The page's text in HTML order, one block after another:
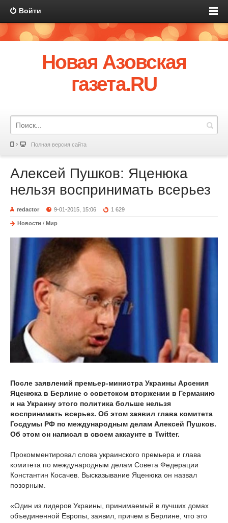
Войти
Новая Азовская
газета.RU
Полная версия сайта
Алексей Пушков: Яценюка
нельзя воспринимать всерьез
redactor 9-01-2015, 15:06 1 629
Новости / Мир
После заявлений премьер-министра Украины Арсения
Яценюка в Берлине о советском вторжении в Германию
и на Украину этого политика больше нельзя
воспринимать всерьез. Об этом заявил глава комитета
Госдумы РФ по международным делам Алексей Пушков.
Об этом он написал в своем аккаунте в Twitter.
Прокомментировал слова украинского премьера и глава
комитета по международным делам Совета Федерации
Константин Косачев. Высказывание Яценюка он назвал
позорным.
«Один из лидеров Украины, принимаемый в лучших домах
объединенной Европы, заявил, причем в Берлине, что это